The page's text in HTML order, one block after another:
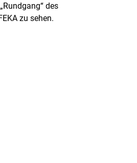
des
zu sehen.
Fenster)